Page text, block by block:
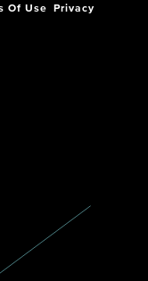
Of Use
Privacy